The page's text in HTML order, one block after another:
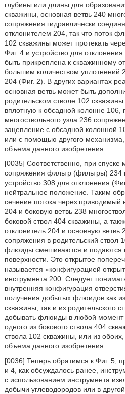
глубины или длины для
скважины, основная ветвь 240
сопряжения гидравлически
отклонителем 204, так что поток
102 скважины может протекать
Фиг. 4 и устройство для
быть прикреплена к скважинному
большим количеством уплотнений
204 (Фиг. 2). В других вариантах
основная ветвь может быть
родительском стволе 102
вплотную к обсадной колонне 106,
многоствольного узла 236
зацепление с обсадной колонной
или с помощью другого
объема данного изобретения.
[0035] Соответственно, при спуске
сопряжения фильтр (фильтры) 234
устройство 308 для отклонения
нейтральное положение. Таким
сечение потока через приводимый
204 и боковую ветвь 238
боковой ствол 404 скважины, а
отклонитель 204 и основную ветвь
сопряжения в родительский ствол
флюиды смешиваются и подаются
поверхности. Это открытое
называется «конфигурацией
инструмента 200. Следует
внутренняя конфигурация
получения добытых флюидов как
скважины, так и из родительского
добывать флюиды в любой
одного из бокового ствола 404
ствола 102 скважины, или из
объема данного изобретения.
[0036] Теперь обратимся к Фиг. 5,
и 4, как обсуждалось ранее,
с использованием инструмента
добычи углеводородов или в